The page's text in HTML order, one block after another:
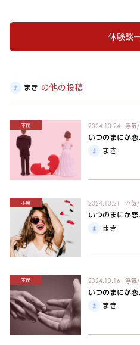
体験談
まき の他の投稿
不倫 2024.10.24 浮気
いつのまにか
まき
不倫 2024.10.21 浮気
いつのまにか
まき
不倫 2024.10.16 浮気
いつのまにか
まき